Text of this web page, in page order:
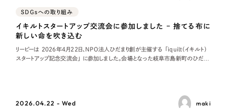
SDGsへの取り組み
イキルトスタートアップ交流会に参加しました – 捨てる布に
新しい命を吹き込む
リーピーは 2026年4月22日、NPO法人ひだまり創が主催する 「iquilt（イキルト）
スタートアップ記念交流会」 に参加しました。会場となった岐阜市島新町のひだま
2026.04.22 - Wed maki